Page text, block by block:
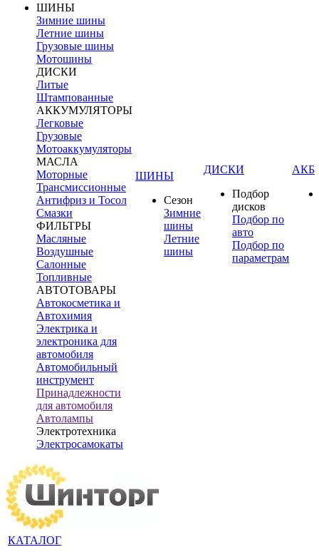
ШИНЫ
Зимние шины
Летние шины
Грузовые шины
Мотошины
ДИСКИ
Литые
Штампованные
АККУМУЛЯТОРЫ
Легковые
Грузовые
Мотоаккумуляторы
МАСЛА
Моторные
Трансмиссионные
Антифриз и Тосол
Смазки
ФИЛЬТРЫ
Масляные
Воздушные
Салонные
Топливные
АВТОТОВАРЫ
Автокосметика и
Автохимия
Электрика и
электроника для
автомобиля
Автомобильный
инструмент
Принадлежности
для автомобиля
Автолампы
Электротехника
Электросамокаты
ШИНЫ
Сезон
Зимние
шины
Летние
шины
ДИСКИ
Подбор
дисков
Подбор по
авто
Подбор по
параметрам
АКБ
КАТАЛОГ